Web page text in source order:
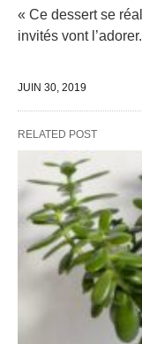
« Ce dessert se
invités vont l’adorer.
JUIN 30, 2019
RELATED POST